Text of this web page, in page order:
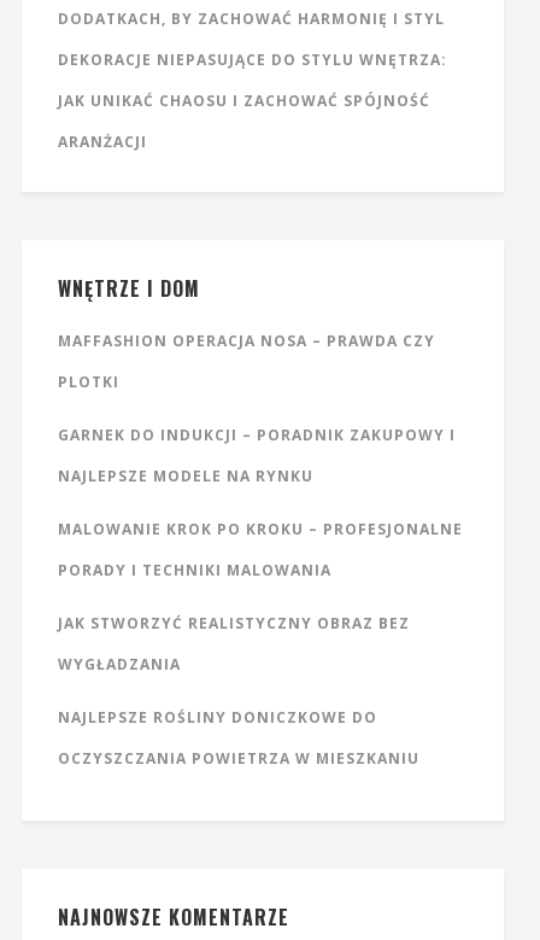
DODATKACH, BY ZACHOWAĆ HARMONIĘ I STYL
DEKORACJE NIEPASUJĄCE DO STYLU WNĘTRZA:
JAK UNIKAĆ CHAOSU I ZACHOWAĆ SPÓJNOŚĆ
ARANŻACJI
WNĘTRZE I DOM
MAFFASHION OPERACJA NOSA – PRAWDA CZY
PLOTKI
GARNEK DO INDUKCJI – PORADNIK ZAKUPOWY I
NAJLEPSZE MODELE NA RYNKU
MALOWANIE KROK PO KROKU – PROFESJONALNE
PORADY I TECHNIKI MALOWANIA
JAK STWORZYĆ REALISTYCZNY OBRAZ BEZ
WYGŁADZANIA
NAJLEPSZE ROŚLINY DONICZKOWE DO
OCZYSZCZANIA POWIETRZA W MIESZKANIU
NAJNOWSZE KOMENTARZE